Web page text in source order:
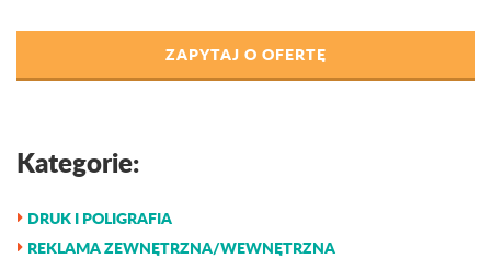
ZAPYTAJ O OFERTĘ
Kategorie:
DRUK I POLIGRAFIA
REKLAMA ZEWNĘTRZNA/WEWNĘTRZNA